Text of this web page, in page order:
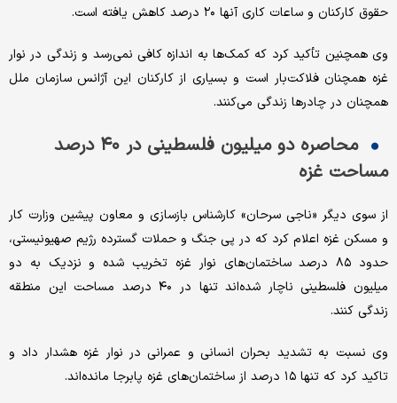
حقوق کارکنان و ساعات کاری آنها ۲۰ درصد کاهش یافته است.
وی همچنین تأکید کرد که کمک‌ها به اندازه کافی نمی‌رسد و زندگی در نوار
غزه همچنان فلاکت‌بار است و بسیاری از کارکنان این آژانس سازمان ملل
همچنان در چادرها زندگی می‌کنند.
محاصره دو میلیون فلسطینی در ۴۰ درصد
مساحت غزه
از سوی دیگر «ناجی سرحان» کارشناس بازسازی و معاون پیشین وزارت کار
و مسکن غزه اعلام کرد که در پی جنگ و حملات گسترده رژیم صهیونیستی،
حدود ۸۵ درصد ساختمان‌های نوار غزه تخریب شده و نزدیک به دو
میلیون فلسطینی ناچار شده‌اند تنها در ۴۰ درصد مساحت این منطقه
زندگی کنند.
وی نسبت به تشدید بحران انسانی و عمرانی در نوار غزه هشدار داد و
تاکید کرد که تنها ۱۵ درصد از ساختمان‌های غزه پابرجا مانده‌اند.